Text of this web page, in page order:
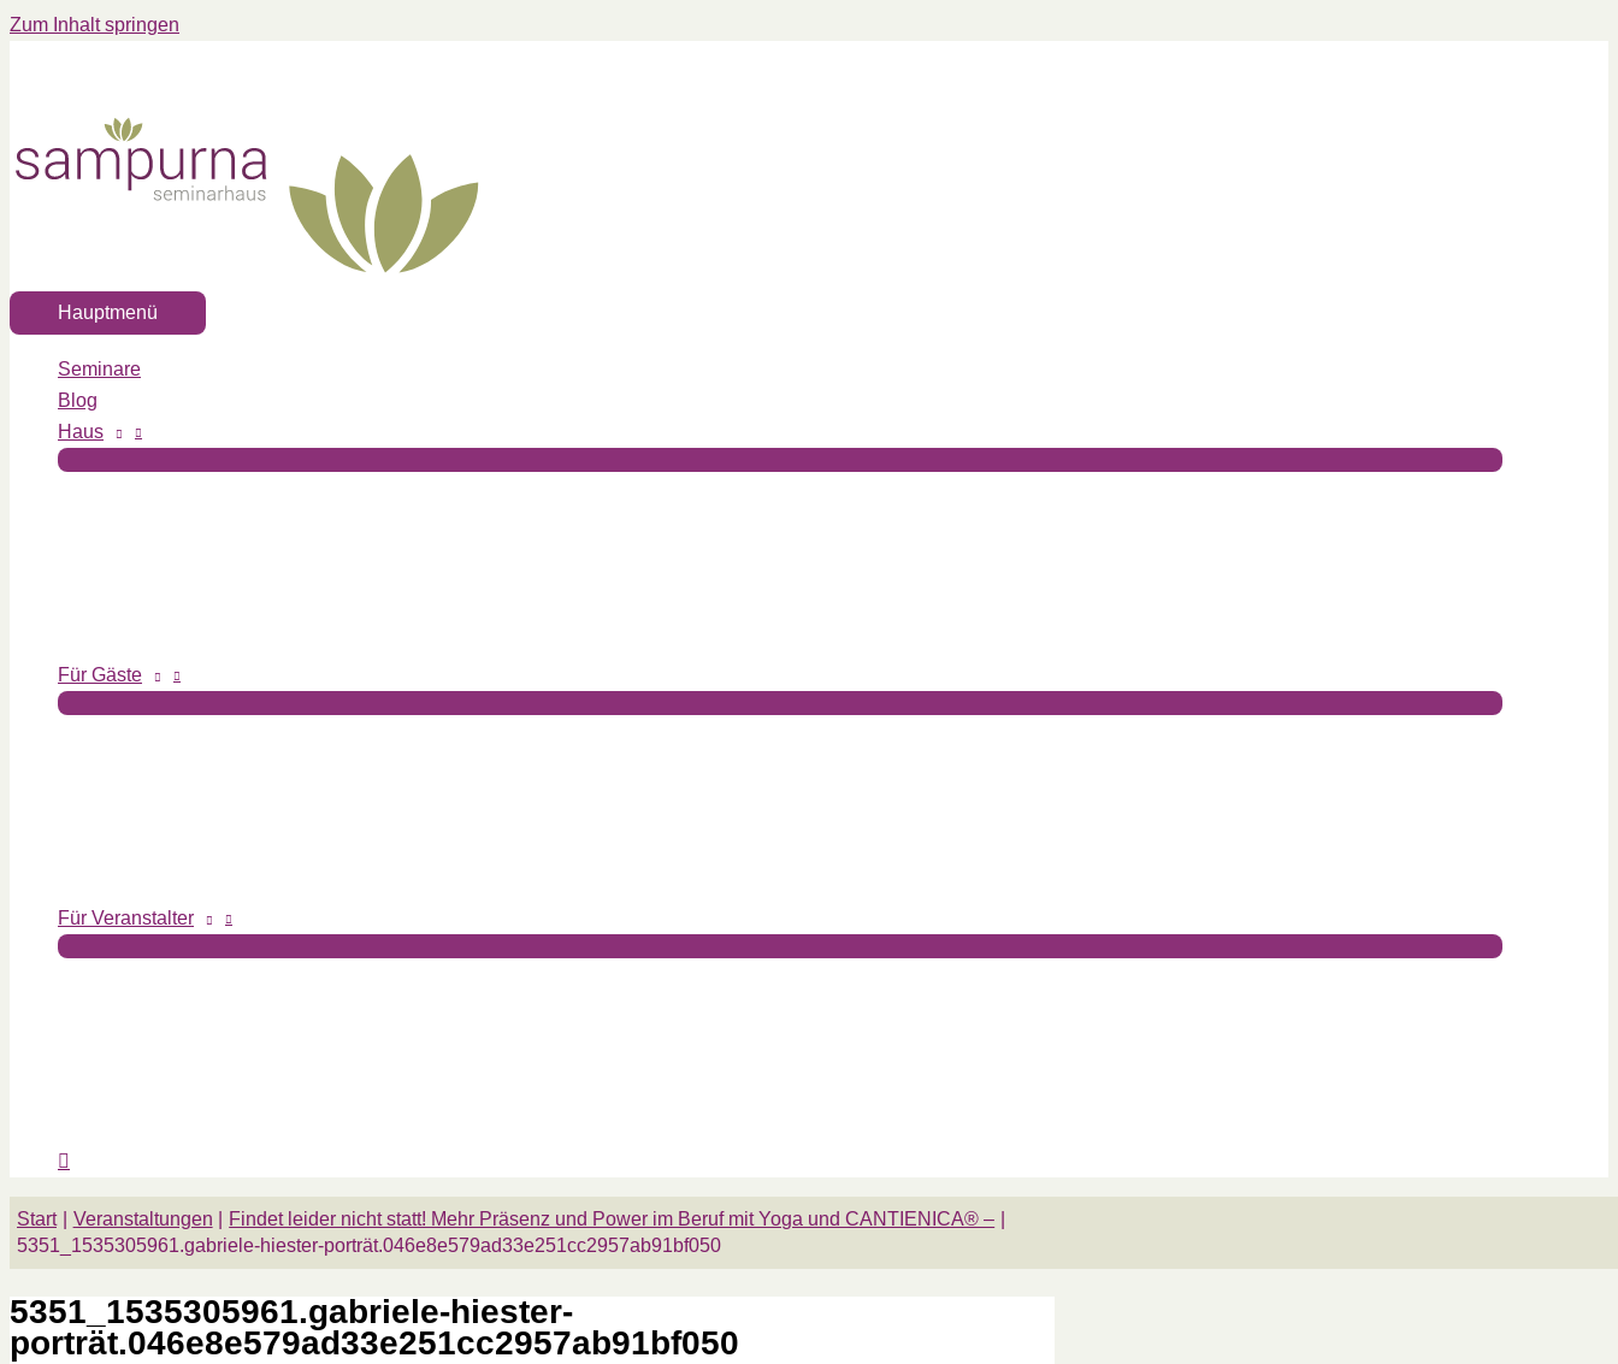
Zum Inhalt springen
Hauptmenü
Seminare
Blog
Haus
Für Gäste
Für Veranstalter
Start Veranstaltungen
Findet leider nicht statt! Mehr Präsenz und Power im Beruf mit Yoga und CANTIENICA® –
5351_1535305961.gabriele-hiester-porträt.046e8e579ad33e251cc2957ab91bf050
5351_1535305961.gabriele-hiester-
porträt.046e8e579ad33e251cc2957ab91bf050